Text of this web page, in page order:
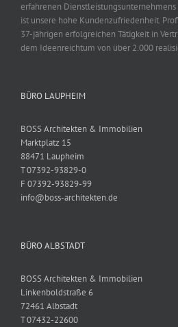
erfahrenen Dienstleistungsunternehmens
ist unsere hohe Kundenzufriedenheit.
37-jährigen erfolgreichen Tätigkeit in
dem Ideenreichtum von über 2.000
BÜRO LAUPHEIM
BOSS Architekten & Immobilien
Marktplatz 15
88471 Laupheim
T 07392-93829-0
F 07392-93829-99
info@boss-architekten.de
BÜRO ALBSTADT
BOSS Architekten & Immobilien
Linkenboldstraße 6
72461 Albstadt
T 07432-22600